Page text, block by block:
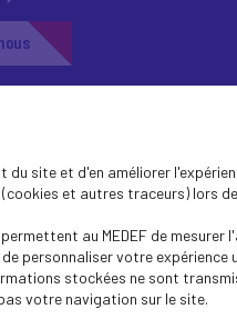
du site et d'en améliorer
et autres traceurs) lors
au MEDEF de mesurer
personnaliser votre
stockées ne sont
votre navigation sur le site.